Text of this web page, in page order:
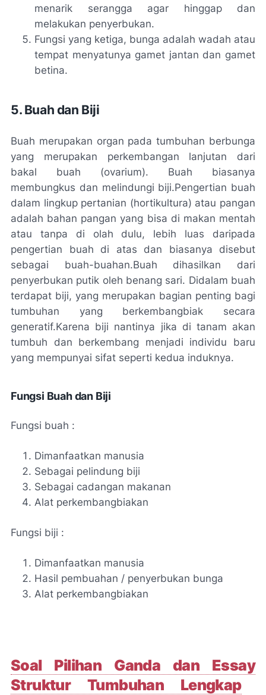
menarik serangga agar hinggap dan
melakukan penyerbukan.
Fungsi yang ketiga, bunga adalah wadah atau
tempat menyatunya gamet jantan dan gamet
betina.
5. Buah dan Biji
Buah merupakan organ pada tumbuhan berbunga
yang merupakan perkembangan lanjutan dari
bakal buah (ovarium). Buah biasanya
membungkus dan melindungi biji.Pengertian buah
dalam lingkup pertanian (hortikultura) atau pangan
adalah bahan pangan yang bisa di makan mentah
atau tanpa di olah dulu, lebih luas daripada
pengertian buah di atas dan biasanya disebut
sebagai buah-buahan.Buah dihasilkan dari
penyerbukan putik oleh benang sari. Didalam buah
terdapat biji, yang merupakan bagian penting bagi
tumbuhan yang berkembangbiak secara
generatif.Karena biji nantinya jika di tanam akan
tumbuh dan berkembang menjadi individu baru
yang mempunyai sifat seperti kedua induknya.
Fungsi Buah dan Biji
Fungsi buah :
Dimanfaatkan manusia
Sebagai pelindung biji
Sebagai cadangan makanan
Alat perkembangbiakan
Fungsi biji :
Dimanfaatkan manusia
Hasil pembuahan / penyerbukan bunga
Alat perkembangbiakan
SoalPilihan Ganda dan Essay
Struktur Tumbuhan Lengkap